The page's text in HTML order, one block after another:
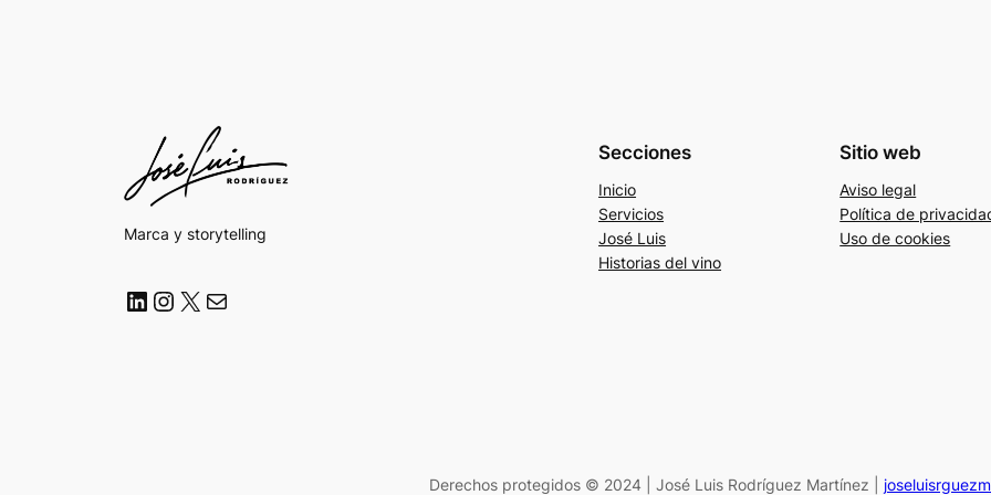
Marca y storytelling
LinkedIn Instagram X Correo electrónico
Secciones
Inicio
Servicios
José Luis
Historias del vino
Sitio web
Aviso legal
Política de
Uso de cookies
Derechos protegidos © 2024 | José Luis Rodríguez Martínez |